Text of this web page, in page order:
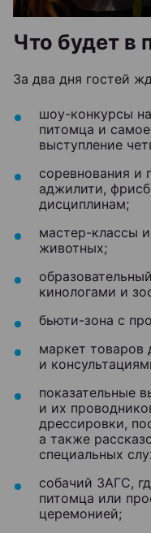
Что будет в
За два дня гостей
шоу-конкурсы
питомца и
выступление
соревнования и
аджилити,
дисциплинам;
мастер-классы
животных;
кинологами и
бьюти-зона с
маркет товаров
и
показательные
и их
дрессировки,
а также
специальных
собачий ЗАГС,
питомца или
церемонией;